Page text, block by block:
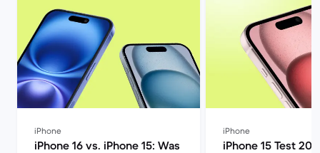
iPhone
iPhone 16 vs. iPhone 15: Was
iPhone
iPhone 15 Test